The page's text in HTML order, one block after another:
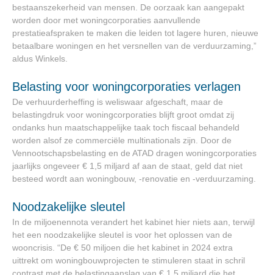
bestaanszekerheid van mensen. De oorzaak kan aangepakt
worden door met woningcorporaties aanvullende
prestatieafspraken te maken die leiden tot lagere huren, nieuwe
betaalbare woningen en het versnellen van de verduurzaming,”
aldus Winkels.
Belasting voor woningcorporaties verlagen
De verhuurderheffing is weliswaar afgeschaft, maar de
belastingdruk voor woningcorporaties blijft groot omdat zij
ondanks hun maatschappelijke taak toch fiscaal behandeld
worden alsof ze commerciële multinationals zijn. Door de
Vennootschapsbelasting en de ATAD dragen woningcorporaties
jaarlijks ongeveer € 1,5 miljard af aan de staat, geld dat niet
besteed wordt aan woningbouw, -renovatie en -verduurzaming.
Noodzakelijke sleutel
In de miljoenennota verandert het kabinet hier niets aan, terwijl
het een noodzakelijke sleutel is voor het oplossen van de
wooncrisis. “De € 50 miljoen die het kabinet in 2024 extra
uittrekt om woningbouwprojecten te stimuleren staat in schril